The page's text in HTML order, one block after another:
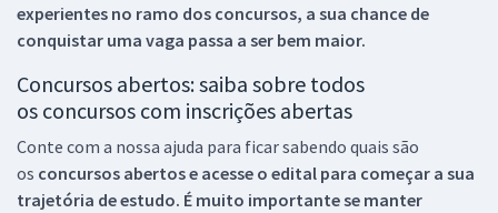
experientes no ramo dos concursos, a sua chance de
conquistar uma vaga passa a ser bem maior.
Concursos abertos: saiba sobre todos
os concursos com inscrições abertas
Conte com a nossa ajuda para ficar sabendo quais são
os concursos abertos e acesse o edital para começar a sua
trajetória de estudo. É muito importante se manter